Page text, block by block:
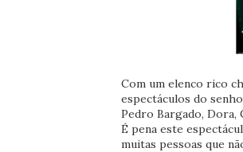
Com um elenco rico
espectáculos do
Pedro Bargado, Dora,
É pena este
muitas pessoas que